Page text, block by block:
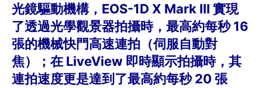
光鏡驅動機構，EOS-1D X Mark III 實現
了透過光學觀景器拍攝時，最高約每秒 16
張的機械快門高速連拍（伺服自動對
焦）；在 LiveView 即時顯示拍攝時，其
連拍速度更是達到了最高約每秒 20 張